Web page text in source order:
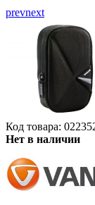
prevnext
Код товара:
Нет в наличии